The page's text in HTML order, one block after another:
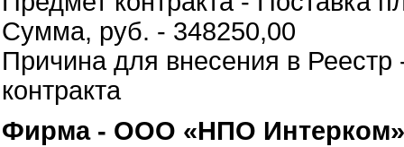
Сумма, руб. - 348250,00
Причина для внесения в
контракта
Фирма - ООО «НПО Интерком»